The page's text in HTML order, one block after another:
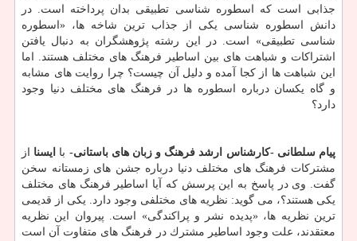
جذابی است كه اسطوره شناسی تطبیقی بدان پرداخته است. در
دانش اسطوره شناسی یكی از جذاب ترین شاخه ها، «اسطوره
شناسی تطبیقی» است. در این رشته پژوهشگران به دنبال یافتن
اشتراكات و شباهت های بین اساطیر فرهنگ های مختلف هستند. اما
این شباهت ها از كجا آمده و دلیل آن چیست؟ چرا روایت های مشابه
و گاه یكسان درباره اسطوره ها در فرهنگ های مختلف دنیا وجود
دارد؟
پیام سلطانی -كارشناس ارشد فرهنگ و زبان های باستانی- با ایسنا
از
مشتركات فرهنگ های مختلف دنیا درباره جشن های زمستانه سخن
گفت. وی در پاسخ به این پرسش كه آیا اساطیر فرهنگ های مختلف
یكی هستند؟، می گوید: نظریه های مختلفی وجود دارد. یكی از قدیمی
ترین نظریه ها، «پدیده نشر و پراكندگی» است. پیروان این نظریه
معتقدند، علت وجود اساطیر مشترك در فرهنگ های متفاوت آن است